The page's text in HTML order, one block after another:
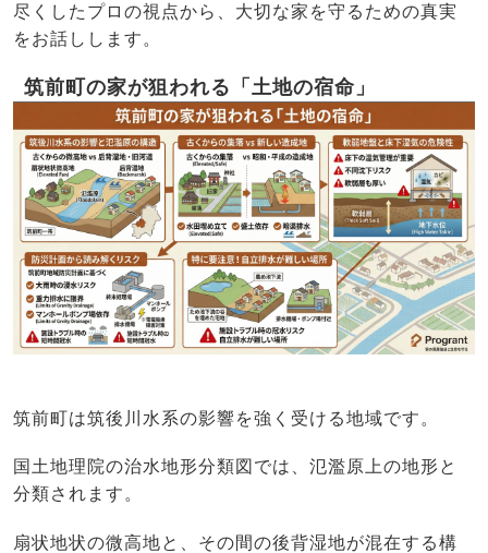
尽くしたプロの視点から、大切な家を守るための真実
をお話しします。
筑前町の家が狙われる「土地の宿命」
筑前町は筑後川水系の影響を強く受ける地域です。
国土地理院の治水地形分類図では、氾濫原上の地形と
分類されます。
扇状地状の微高地と、その間の後背湿地が混在する構